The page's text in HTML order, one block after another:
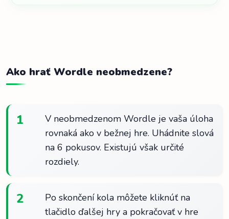
Ako hrať Wordle neobmedzene?
1
V neobmedzenom Wordle je vaša úloha
rovnaká ako v bežnej hre. Uhádnite slová
na 6 pokusov. Existujú však určité
rozdiely.
2
Po skončení kola môžete kliknúť na
tlačidlo ďalšej hry a pokračovať v hre